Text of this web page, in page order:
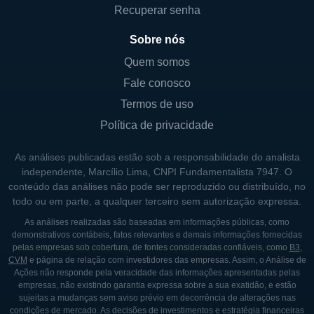
de sustentabilidade e inovação agrícola, que
podem impactar positivamente as colheitas
e, por conseguinte, os lucros dos agricultores
A principal linha de negócios da Farmland
Partners envolve a aquisição de terras
agrícolas e a realização de acordos de
arrendamento com agricultores que cultivam
as propriedades. A empresa possui uma
estratégia de investimento que prioriza
terrenos de alta qualidade e que oferecem
um bom potencial de rentabilidade.
Recuperar senha
Sobre nós
Quem somos
Fale conosco
Termos de uso
Política de privacidade
As análises publicadas estão sob a responsabilidade do analista
independente, Marcílio Lima, CNPI Fundamentalista 7947. O
conteúdo das análises não pode ser reproduzido ou distribuído, no
todo ou em parte, a qualquer terceiro sem autorização expressa.
As análises realizadas são baseadas em informações públicas, como
demonstrativos contábeis, fatos relevantes e demais informações fornecidas
pelas empresas sob cobertura, de fontes consideradas confiáveis, como B3,
CVM e página de relação com investidores das empresas. Assim, o Análise de
Ações não responde pela veracidade das informações apresentadas pelas
empresas, não existindo garantia expressa sobre a sua exatidão, e estão
sujeitas a mudanças sem aviso prévio em decorrência de alterações nas
condições de mercado. As decisões de investimentos e estratégia financeiras